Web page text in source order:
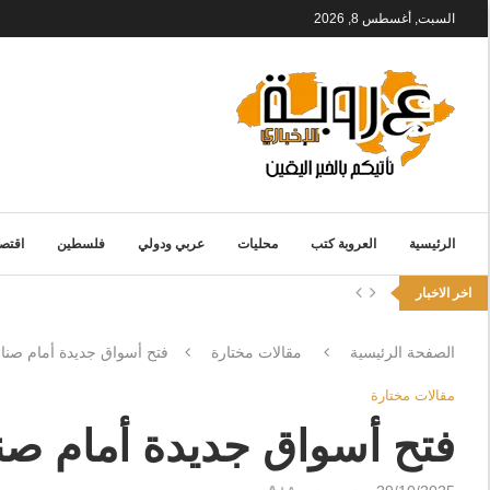
السبت, أغسطس 8, 2026
الرئيسية العروبة كتب محليات عربي ودولي فلسطين
اخر الاخبار
الصفحة الرئيسية مقالات مختارة فتح أسواق جديدة أمام
مقالات مختارة
فتح أسواق جديدة أمام